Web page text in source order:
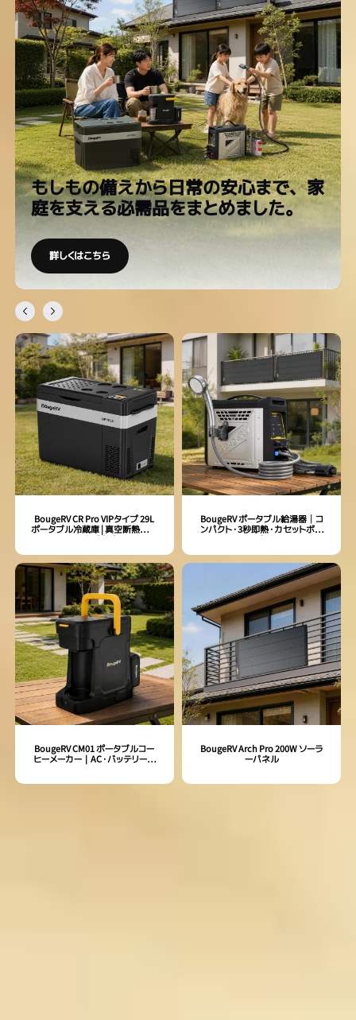
もしもの備えから日常の安心まで、家
庭を支える必需品をまとめました。
詳しくはこちら
BougeRV CR Pro VIPタイプ 29L
ポータブル冷蔵庫 | 真空断熱パネ
ルVIP・保冷能力UP
BougeRV ポータブル給湯器│コ
ンパクト・3秒即熱・カセットボン
ベ専用
BougeRV CM01 ポータブルコー
ヒーメーカー｜AC・バッテリー両
BougeRV Arch Pro 200W ソーラ
ーパネル